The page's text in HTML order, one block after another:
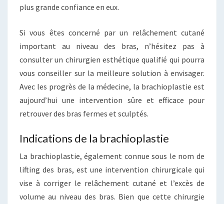
plus grande confiance en eux.
Si vous êtes concerné par un relâchement cutané
important au niveau des bras, n’hésitez pas à
consulter un chirurgien esthétique qualifié qui pourra
vous conseiller sur la meilleure solution à envisager.
Avec les progrès de la médecine, la brachioplastie est
aujourd’hui une intervention sûre et efficace pour
retrouver des bras fermes et sculptés.
Indications de la brachioplastie
La brachioplastie, également connue sous le nom de
lifting des bras, est une intervention chirurgicale qui
vise à corriger le relâchement cutané et l’excès de
volume au niveau des bras. Bien que cette chirurgie